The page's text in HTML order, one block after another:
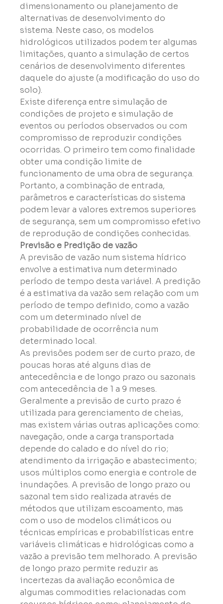
dimensionamento ou planejamento de
alternativas de desenvolvimento do
sistema. Neste caso, os modelos
hidrológicos utilizados podem ter algumas
limitações, quanto a simulação de certos
cenários de desenvolvimento diferentes
daquele do ajuste (a modificação do uso do
solo).
Existe diferença entre simulação de
condições de projeto e simulação de
eventos ou períodos observados ou com
compromisso de reproduzir condições
ocorridas. O primeiro tem como finalidade
obter uma condição limite de
funcionamento de uma obra de segurança.
Portanto, a combinação de entrada,
parâmetros e características do sistema
podem levar a valores extremos superiores
de segurança, sem um compromisso efetivo
de reprodução de condições conhecidas.
Previsão e Predição de vazão
A previsão de vazão num sistema hídrico
envolve a estimativa num determinado
período de tempo desta variável. A predição
é a estimativa da vazão sem relação com um
período de tempo definido, como a vazão
com um determinado nível de
probabilidade de ocorrência num
determinado local.
As previsões podem ser de curto prazo, de
poucas horas até alguns dias de
antecedência e de longo prazo ou sazonais
com antecedência de 1 a 9 meses.
Geralmente a previsão de curto prazo é
utilizada para gerenciamento de cheias,
mas existem várias outras aplicações como:
navegação, onde a carga transportada
depende do calado e do nível do rio;
atendimento da irrigação e abastecimento;
usos múltiplos como energia e controle de
inundações. A previsão de longo prazo ou
sazonal tem sido realizada através de
métodos que utilizam escoamento, mas
com o uso de modelos climáticos ou
técnicas empíricas e probabilísticas entre
variáveis climáticas e hidrológicas como a
vazão a previsão tem melhorado. A previsão
de longo prazo permite reduzir as
incertezas da avaliação econômica de
algumas commodities relacionadas com